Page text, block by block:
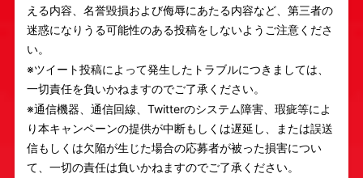
える内容、名誉毀損および侮辱にあたる内容など、第三者の
迷惑になりうる可能性のある投稿をしないようご注意くださ
い。
※ツイート投稿によって発生したトラブルにつきましては、
一切責任を負いかねますのでご了承ください。
※通信機器、通信回線、Twitterのシステム障害、瑕疵等によ
り本キャンペーンの提供が中断もしくは遅延し、または誤送
信もしくは欠陥が生じた場合の応募者が被った損害につい
て、一切の責任は負いかねますのでご了承ください。